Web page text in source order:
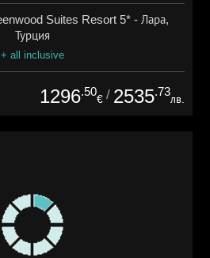
Suites Resort 5* - Лара,
Турция
+ all inclusive
1296.50
€ / 2535.73
лв.